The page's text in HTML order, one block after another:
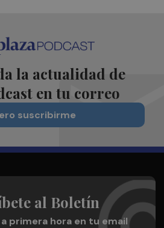
la actualidad de
en tu correo
suscribirme
al Boletín
primera hora en tu email